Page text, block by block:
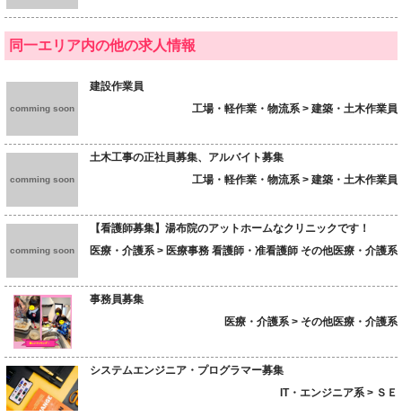
同一エリア内の他の求人情報
comming soon
建設作業員
工場・軽作業・物流系 > 建築・土木作業員
comming soon
土木工事の正社員募集、アルバイト募集
工場・軽作業・物流系 > 建築・土木作業員
comming soon
【看護師募集】湯布院のアットホームなクリニックです！
医療・介護系 > 医療事務 看護師・准看護師 その他医療・介護系
事務員募集
医療・介護系 > その他医療・介護系
システムエンジニア・プログラマー募集
IT・エンジニア系 > ＳＥ